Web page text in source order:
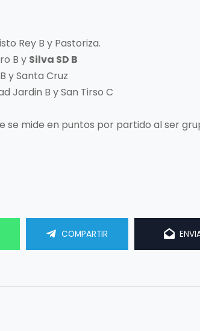
Rey B y Pastoriza.
B y Silva SD B
y Santa Cruz
Jardin B y San Tirso C
se mide en puntos por partido al ser
COMPARTIR